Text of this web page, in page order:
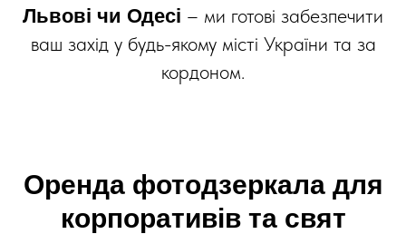
Львові чи Одесі – ми готові забезпечити
ваш захід у будь-якому місті України та за
кордоном.
Оренда фотодзеркала для
корпоративів та свят